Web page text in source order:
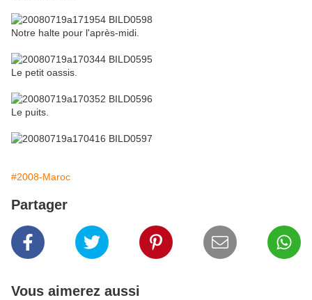
Notre halte pour l'après-midi.
Le petit oassis.
Le puits.
#2008-Maroc
Partager
Vous aimerez aussi